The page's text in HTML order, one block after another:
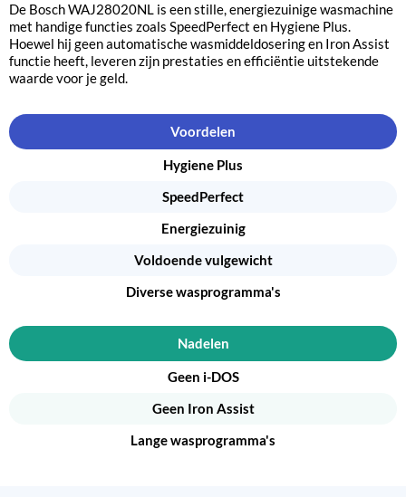
De Bosch WAJ28020NL is een stille, energiezuinige wasmachine
met handige functies zoals SpeedPerfect en Hygiene Plus.
Hoewel hij geen automatische wasmiddeldosering en Iron Assist
functie heeft, leveren zijn prestaties en efficiëntie uitstekende
waarde voor je geld.
Voordelen
Hygiene Plus
SpeedPerfect
Energiezuinig
Voldoende vulgewicht
Diverse wasprogramma's
Nadelen
Geen i-DOS
Geen Iron Assist
Lange wasprogramma's